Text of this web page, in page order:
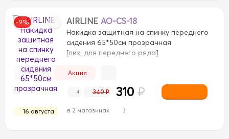
Дерево ЗамшаЗамша
-9% AIRLINE AO-CS-18
Накидка защитная на спинку переднего
сидения 65*50см прозрачная
[пвх, для переднего ряда]
Акция
16 августа в 2 магазинах 3
4 340 ₽ 310 ₽